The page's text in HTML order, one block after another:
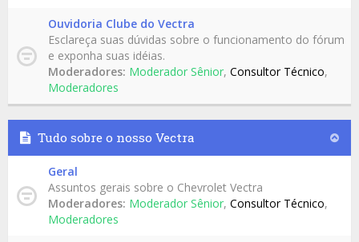
Ouvidoria Clube do Vectra
Esclareça suas dúvidas sobre o funcionamento do fórum
e exponha suas idéias.
Moderadores: Moderador Sênior, Consultor Técnico,
Moderadores
Tudo sobre o nosso Vectra
Geral
Assuntos gerais sobre o Chevrolet Vectra
Moderadores: Moderador Sênior, Consultor Técnico,
Moderadores